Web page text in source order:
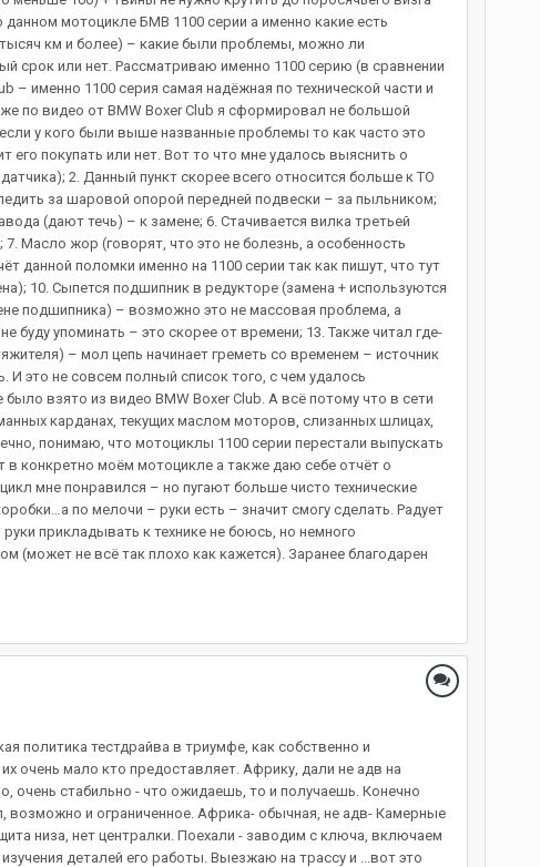
мотоцикле БМВ 1100 серии а именно какие есть
км и более) – какие были проблемы, можно ли
срок или нет. Рассматриваю именно 1100 серию (в сравнении
– именно 1100 серия самая надёжная по технической части и
по видео от BMW Boxer Club я сформировал не большой
у кого были выше названные проблемы то как часто это
покупать или нет. Вот то что мне удалось выяснить о
2. Данный пункт скорее всего относится больше к ТО
за шаровой опорой передней подвески – за пыльником;
(дают течь) – к замене; 6. Стачивается вилка третьей
Масло жор (говорят, что это не болезнь, а особенность
данной поломки именно на 1100 серии так как пишут, что тут
10. Сыпется подшипник в редукторе (замена + используются
подшипника) – возможно это не массовая проблема, а
упоминать – это скорее от времени; 13. Также читал где-
– мол цепь начинает греметь со временем – источник
это не совсем полный список того, с чем удалось
взято из видео BMW Boxer Club. А всё потому что в сети
карданах, текущих маслом моторов, слизанных шлицах,
понимаю, что мотоциклы 1100 серии перестали выпускать
в конкретно моём мотоцикле а также даю себе отчёт о
мне понравился – но пугают больше чисто технические
по мелочи – руки есть – значит смогу сделать. Радует
прикладывать к технике не боюсь, но немного
не всё так плохо как кажется). Заранее благодарен
политика тестдрайва в триумфе, как собственно и
очень мало кто предоставляет. Африку, дали не адв на
очень стабильно - что ожидаешь, то и получаешь. Конечно
возможно и ограниченное. Африка- обычная, не адв- Камерные
низа, нет централки. Поехали - заводим с ключа, включаем
деталей его работы. Выезжаю на трассу и ...вот это